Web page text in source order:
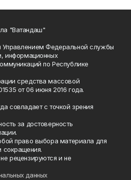
"Ватандаш"
Управлением Федеральной службы
информационных
по Республике
средства массовой
от 06 июня 2016 года.
совпадает с точкой зрения
за достоверность
право выбора материала для
сокращения.
рецензируются и не
данных